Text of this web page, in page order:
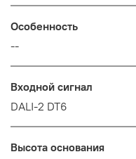
Особенность
--
Входной сигнал
DALI-2 DT6
Высота основания